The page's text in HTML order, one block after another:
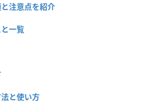
注意点を紹介
一覧
と使い方